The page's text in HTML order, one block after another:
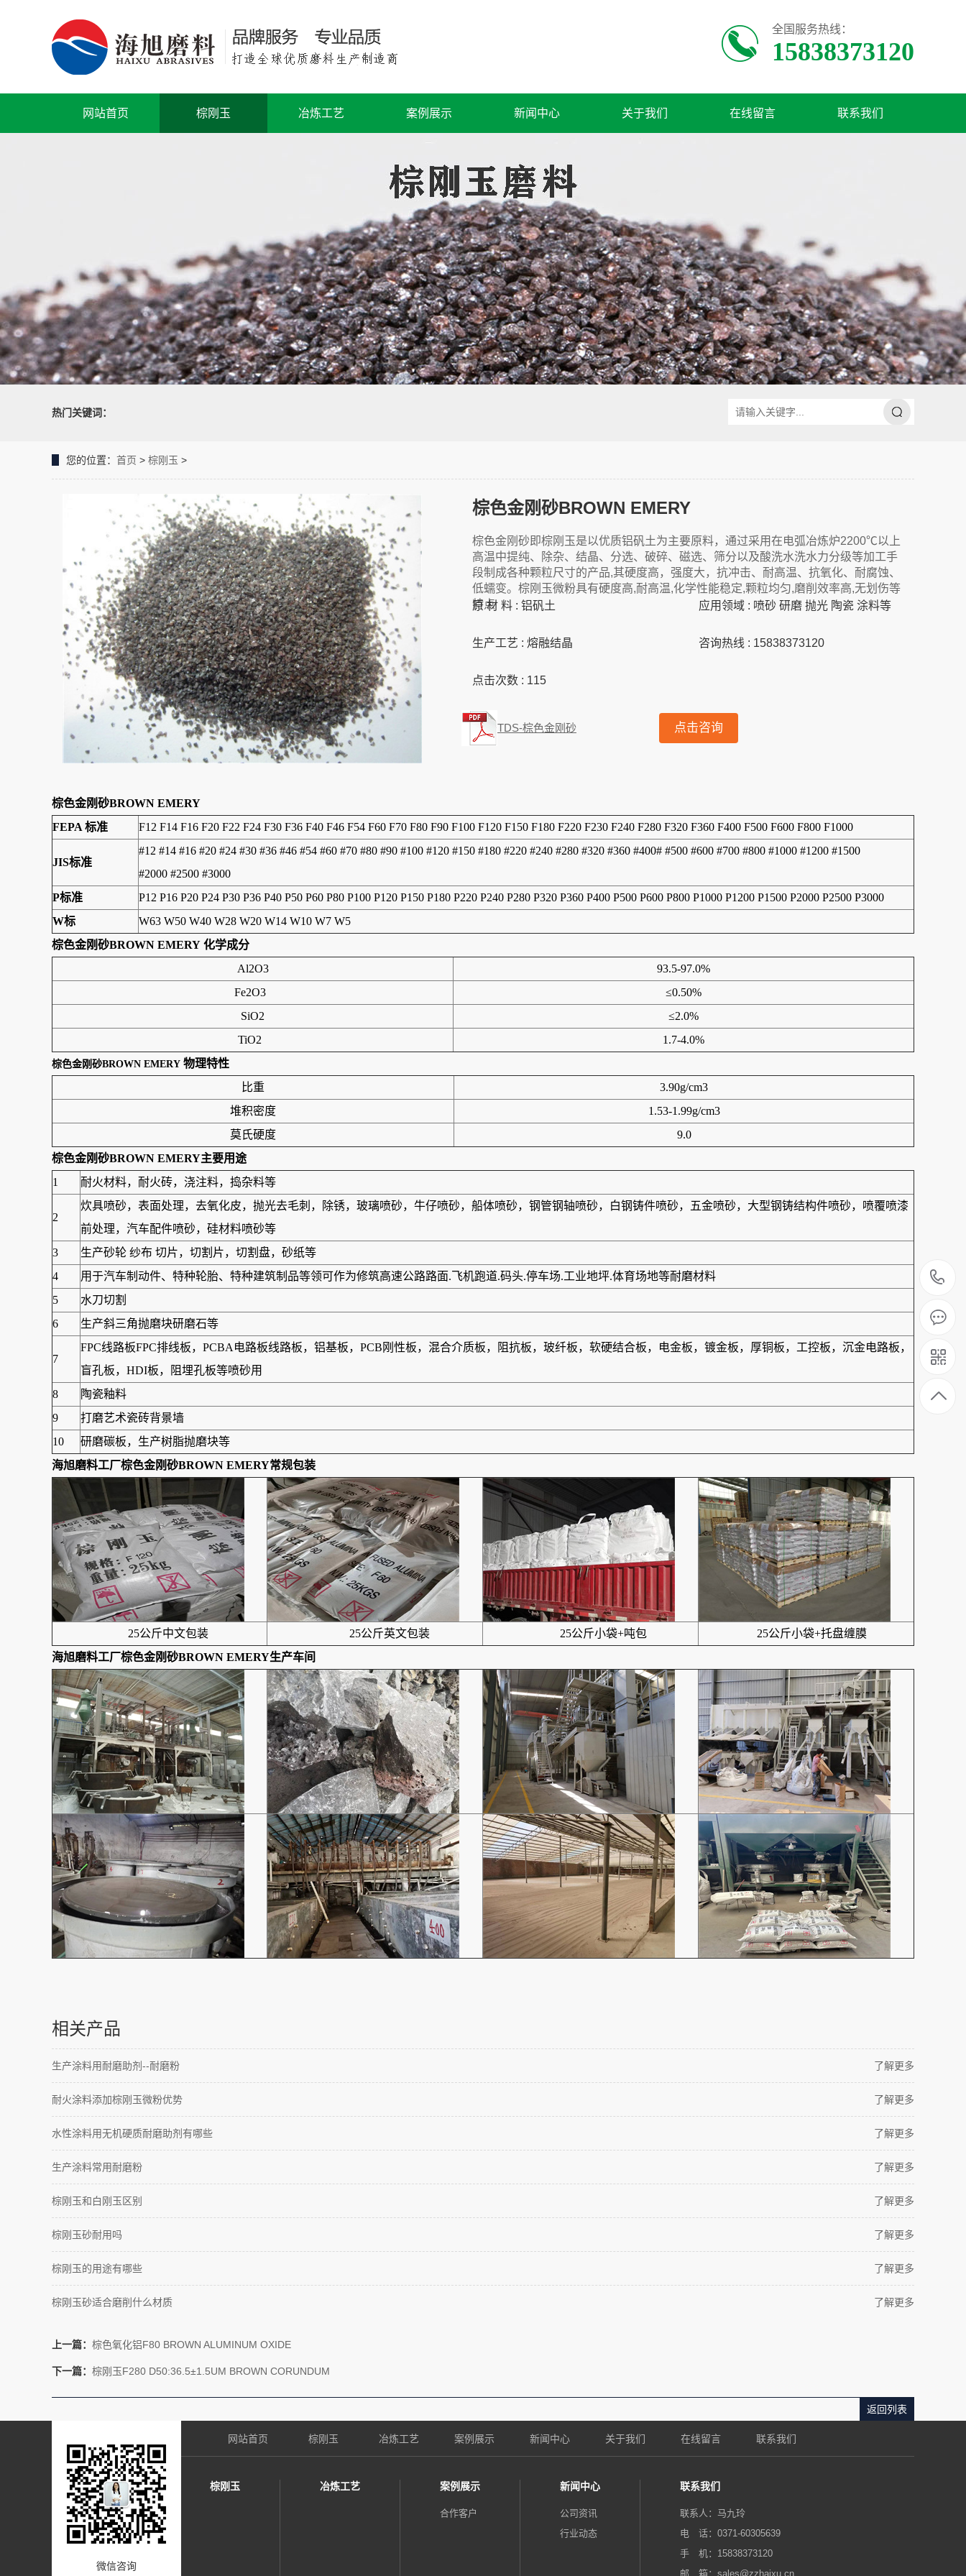
全国服务热线：
15838373120
网站首页 棕刚玉 冶炼工艺 案例展示 新闻中心 关于我们 在线留言 联系我们
热门关键词：
您的位置： 首页 > 棕刚玉 >
棕色金刚砂BROWN EMERY
棕色金刚砂即棕刚玉是以优质铝矾土为主要原料，通过采用在电弧冶炼炉2200℃以上
高温中提纯、除杂、结晶、分选、破碎、磁选、筛分以及酸洗水洗水力分级等加工手
段制成各种颗粒尺寸的产品,其硬度高，强度大，抗冲击、耐高温、抗氧化、耐腐蚀、
低蠕变。棕刚玉微粉具有硬度高,耐高温,化学性能稳定,颗粒均匀,磨削效率高,无划伤等
特点
原 材 料 : 铝矾土 应用领域 : 喷砂 研磨 抛光 陶瓷 涂料等
生产工艺 : 熔融结晶 咨询热线 : 15838373120
点击次数 : 115
TDS-棕色金刚砂 点击咨询
棕色金刚砂BROWN EMERY
FEPA 标准
F12 F14 F16 F20 F22 F24 F30 F36 F40 F46 F54 F60 F70 F80 F90 F100 F120 F150 F180 F220 F230 F240 F280 F320 F360 F400 F500 F600 F800 F1000
JIS标准
#12 #14 #16 #20 #24 #30 #36 #46 #54 #60 #70 #80 #90 #100 #120 #150 #180 #220 #240 #280 #320 #360 #400# #500 #600 #700 #800 #1000 #1200 #1500
#2000 #2500 #3000
P标准
P12 P16 P20 P24 P30 P36 P40 P50 P60 P80 P100 P120 P150 P180 P220 P240 P280 P320 P360 P400 P500 P600 P800 P1000 P1200 P1500 P2000 P2500 P3000
W标
W63 W50 W40 W28 W20 W14 W10 W7 W5
棕色金刚砂BROWN EMERY 化学成分
Al2O3
93.5-97.0%
Fe2O3
≤0.50%
SiO2
≤2.0%
TiO2
1.7-4.0%
棕色金刚砂BROWN EMERY 物理特性
比重
3.90g/cm3
堆积密度
1.53-1.99g/cm3
莫氏硬度
9.0
棕色金刚砂BROWN EMERY主要用途
1
耐火材料，耐火砖，浇注料，捣杂料等
2
炊具喷砂，表面处理，去氧化皮，抛光去毛刺，除锈，玻璃喷砂，牛仔喷砂，船体喷砂，钢管钢轴喷砂，白钢铸件喷砂，五金喷砂，大型钢铸结构件喷砂，喷覆喷漆
前处理，汽车配件喷砂，硅材料喷砂等
3
生产砂轮 纱布 切片，切割片，切割盘，砂纸等
4
用于汽车制动件、特种轮胎、特种建筑制品等领可作为修筑高速公路路面.飞机跑道.码头.停车场.工业地坪.体育场地等耐磨材料
5
水刀切割
6
生产斜三角抛磨块研磨石等
7
FPC线路板FPC排线板，PCBA电路板线路板，铝基板，PCB刚性板，混合介质板，阻抗板，玻纤板，软硬结合板，电金板，镀金板，厚铜板，工控板，沉金电路板，
盲孔板，HDI板，阻埋孔板等喷砂用
8
陶瓷釉料
9
打磨艺术瓷砖背景墙
10
研磨碳板，生产树脂抛磨块等
海旭磨料工厂棕色金刚砂BROWN EMERY常规包装
25公斤中文包装 25公斤英文包装 25公斤小袋+吨包
25公斤小袋+托盘缠膜
海旭磨料工厂棕色金刚砂BROWN EMERY生产车间
相关产品
了解更多
生产涂料用耐磨助剂--耐磨粉
了解更多
耐火涂料添加棕刚玉微粉优势
了解更多
水性涂料用无机硬质耐磨助剂有哪些
了解更多
生产涂料常用耐磨粉
了解更多
棕刚玉和白刚玉区别
了解更多
棕刚玉砂耐用吗
了解更多
棕刚玉的用途有哪些
了解更多
棕刚玉砂适合磨削什么材质
上一篇： 棕色氧化铝F80 BROWN ALUMINUM OXIDE
下一篇： 棕刚玉F280 D50:36.5±1.5UM BROWN CORUNDUM
返回列表
微信咨询
网站首页 棕刚玉 冶炼工艺 案例展示 新闻中心 关于我们 在线留言 联系我们
棕刚玉 冶炼工艺 案例展示
合作客户
新闻中心
公司资讯
行业动态
联系我们
联系人：马九玲
电 话：0371-60305639
手 机：15838373120
邮 箱：sales@zzhaixu.cn‬